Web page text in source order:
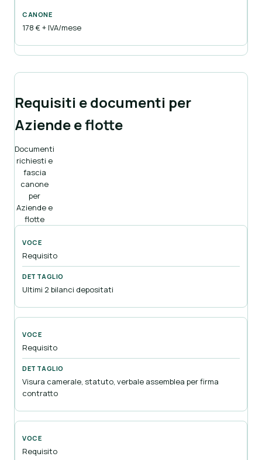
178 € + IVA/mese
Requisiti e documenti per
Aziende e flotte
Documenti
richiesti e
fascia
canone
per
Aziende e
flotte
Requisito
Ultimi 2 bilanci depositati
Requisito
Visura camerale, statuto, verbale assemblea per firma
contratto
Requisito